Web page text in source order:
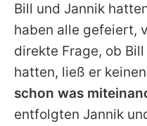
Bill und Jannik
haben alle gefeiert,
direkte Frage, ob
hatten, ließ er
schon was
entfolgten Jannik